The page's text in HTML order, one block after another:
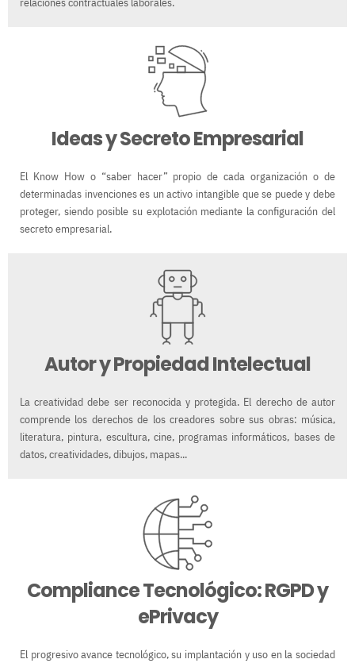
Ideas y Secreto Empresarial
El Know How o “saber hacer” propio de cada organización o de
determinadas invenciones es un activo intangible que se puede y debe
proteger, siendo posible su explotación mediante la configuración del
secreto empresarial.
Autor y Propiedad Intelectual
La creatividad debe ser reconocida y protegida. El derecho de autor
comprende los derechos de los creadores sobre sus obras: música,
literatura, pintura, escultura, cine, programas informáticos, bases de
datos, creatividades, dibujos, mapas...
Compliance Tecnológico: RGPD y
ePrivacy
El progresivo avance tecnológico, su implantación y uso en la sociedad